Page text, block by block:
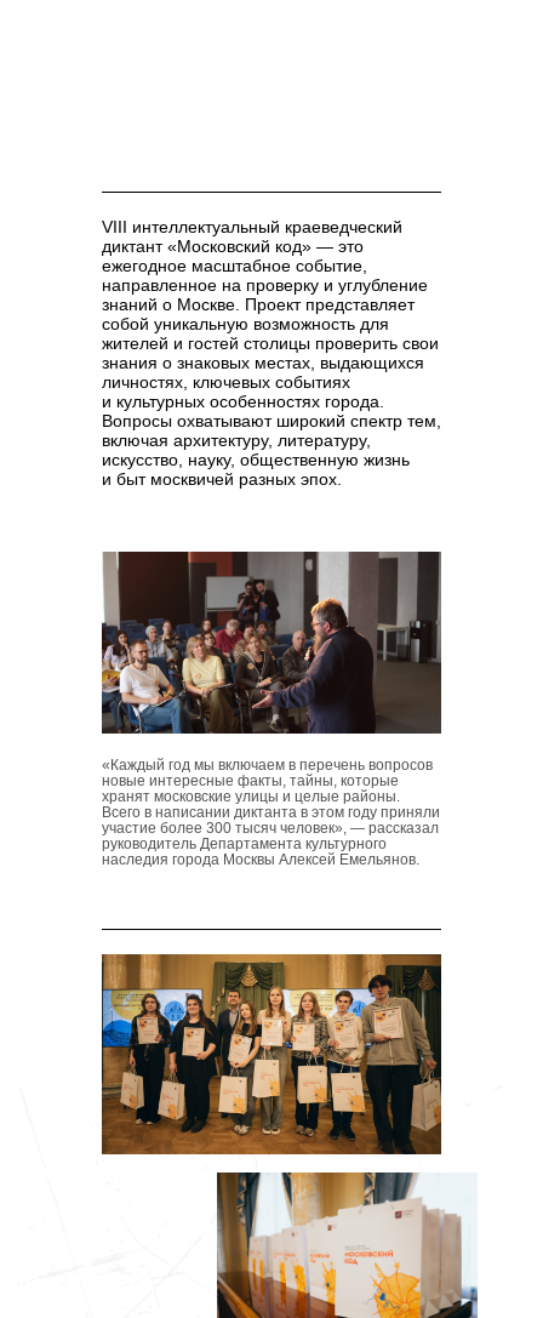
VIII интеллектуальный краеведческий
диктант «Московский код» — это
ежегодное масштабное событие,
направленное на проверку и углубление
знаний о Москве. Проект представляет
собой уникальную возможность для
жителей и гостей столицы проверить свои
знания о знаковых местах, выдающихся
личностях, ключевых событиях
и культурных особенностях города.
Вопросы охватывают широкий спектр тем,
включая архитектуру, литературу,
искусство, науку, общественную жизнь
и быт москвичей разных эпох.
«Каждый год мы включаем в перечень вопросов
новые интересные факты, тайны, которые
хранят московские улицы и целые районы.
Всего в написании диктанта в этом году приняли
участие более 300 тысяч человек», — рассказал
руководитель Департамента культурного
наследия города Москвы Алексей Емельянов.